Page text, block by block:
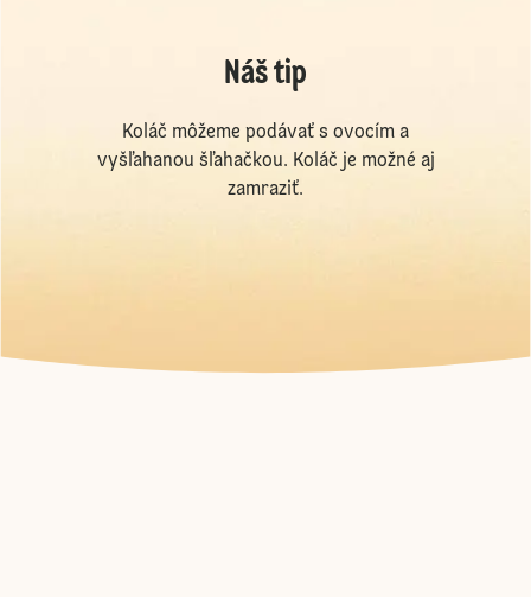
Náš tip
Koláč môžeme podávať s ovocím a
vyšľahanou šľahačkou. Koláč je možné aj
zamraziť.